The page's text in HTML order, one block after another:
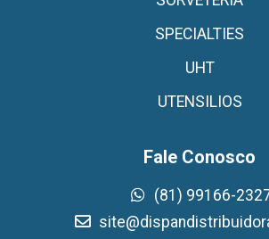
SPECIALTIES
UHT
UTENSILIOS
Fale Conosco
(81) 99166-